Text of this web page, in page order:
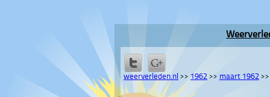
weerverleden.nl >> 1962 >> maart 1962